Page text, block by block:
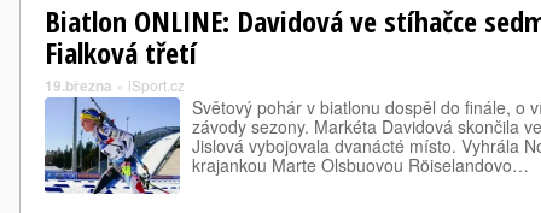
Biatlon ONLINE: Davidová ve stíhačce
Fialková třetí
19.března » iSport.cz
Světový pohár v biatlonu dospěl do finále, o
závody sezony. Markéta Davidová skončila
Jislová vybojovala dvanácté místo. Vyhrála
krajankou Marte Olsbuovou Röiselandovo…